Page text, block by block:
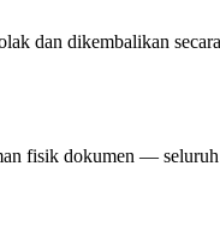
dan dikembalikan
fisik dokumen —